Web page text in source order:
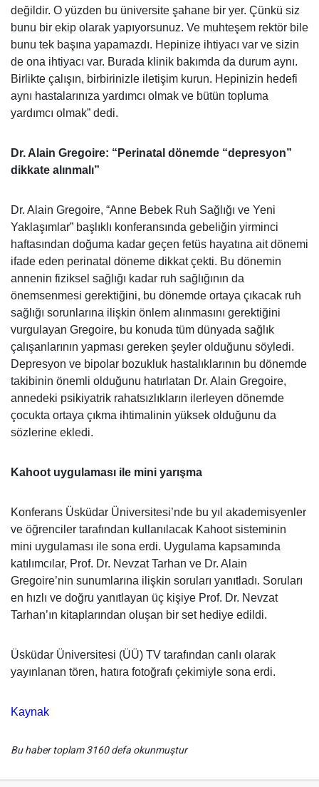
değildir. O yüzden bu üniversite şahane bir yer. Çünkü siz
bunu bir ekip olarak yapıyorsunuz. Ve muhteşem rektör bile
bunu tek başına yapamazdı. Hepinize ihtiyacı var ve sizin
de ona ihtiyacı var. Burada klinik bakımda da durum aynı.
Birlikte çalışın, birbirinizle iletişim kurun. Hepinizin hedefi
aynı hastalarınıza yardımcı olmak ve bütün topluma
yardımcı olmak” dedi.
Dr. Alain Gregoire: “Perinatal dönemde “depresyon”
dikkate alınmalı”
Dr. Alain Gregoire, “Anne Bebek Ruh Sağlığı ve Yeni
Yaklaşımlar” başlıklı konferansında gebeliğin yirminci
haftasından doğuma kadar geçen fetüs hayatına ait dönemi
ifade eden perinatal döneme dikkat çekti. Bu dönemin
annenin fiziksel sağlığı kadar ruh sağlığının da
önemsenmesi gerektiğini, bu dönemde ortaya çıkacak ruh
sağlığı sorunlarına ilişkin önlem alınmasını gerektiğini
vurgulayan Gregoire, bu konuda tüm dünyada sağlık
çalışanlarının yapması gereken şeyler olduğunu söyledi.
Depresyon ve bipolar bozukluk hastalıklarının bu dönemde
takibinin önemli olduğunu hatırlatan Dr. Alain Gregoire,
annedeki psikiyatrik rahatsızlıkların ilerleyen dönemde
çocukta ortaya çıkma ihtimalinin yüksek olduğunu da
sözlerine ekledi.
Kahoot uygulaması ile mini yarışma
Konferans Üsküdar Üniversitesi’nde bu yıl akademisyenler
ve öğrenciler tarafından kullanılacak Kahoot sisteminin
mini uygulaması ile sona erdi. Uygulama kapsamında
katılımcılar, Prof. Dr. Nevzat Tarhan ve Dr. Alain
Gregoire’nin sunumlarına ilişkin soruları yanıtladı. Soruları
en hızlı ve doğru yanıtlayan üç kişiye Prof. Dr. Nevzat
Tarhan’ın kitaplarından oluşan bir set hediye edildi.
Üsküdar Üniversitesi (ÜÜ) TV tarafından canlı olarak
yayınlanan tören, hatıra fotoğrafı çekimiyle sona erdi.
Kaynak
Bu haber toplam 3160 defa okunmuştur